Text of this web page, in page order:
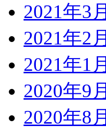
2021年3月
2021年2月
2021年1月
2020年9月
2020年8月